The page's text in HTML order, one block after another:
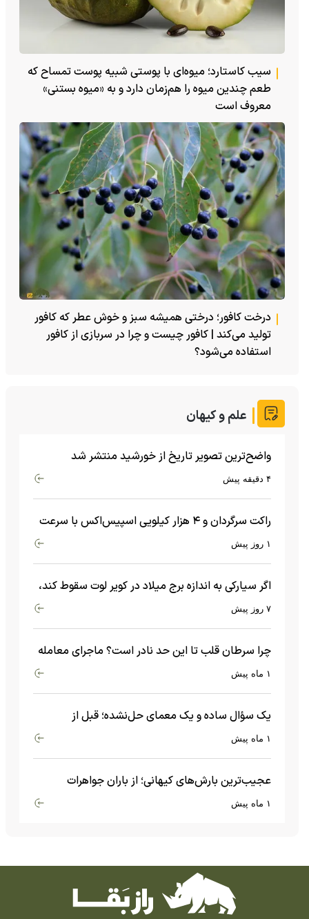
سیب کاستارد؛ میوه‌ای با پوستی شبیه پوست تمساح که
طعم چندین میوه را هم‌زمان دارد و به «میوه بستنی»
معروف است
درخت کافور؛ درختی همیشه سبز و خوش عطر که کافور
تولید می‌کند | کافور چیست و چرا در سربازی از کافور
استفاده می‌شود؟
علم و کیهان
واضح‌ترین تصویر تاریخ از خورشید منتشر شد
۴ دقیقه پیش
راکت سرگردان و ۴ هزار کیلویی اسپیس‌اکس با سرعت
هشت هزار و ۶۹۰ کیلومتر در ساعت به ماه برخورد کرد۱ روز پیش
اگر سیارکی به اندازه برج میلاد در کویر لوت سقوط کند،
چه اتفاقی می‌افتد؟
۷ روز پیش
چرا سرطان قلب تا این حد نادر است؟ ماجرای معامله
عجیبی که در بدن اتفاق می‌افتد!۱ ماه پیش
یک سؤال ساده و یک معمای حل‌نشده؛ قبل از
بیگ‌بنگ و آغاز جهان چه چیزی وجود داشت؟۱ ماه پیش
عجیب‌ترین بارش‌های کیهانی؛ از باران جواهرات
گران‌قیمت تا بارش آهن و شیشه۱ ماه پیش